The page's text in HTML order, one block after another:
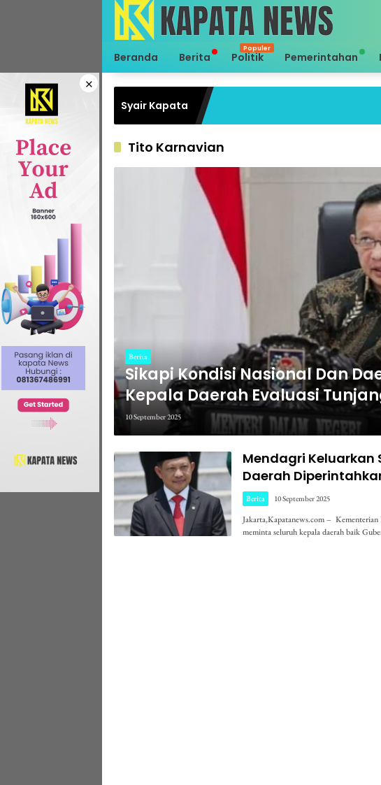
Beranda Berita Politik Pemerintahan
×
Syair Kapata
Tito Karnavian
Berita
Sikapi Kondisi Nasional Dan
Kepala Daerah Evaluasi
10 September 2025
Mendagri Keluarkan
Daerah
Berita 10 September 2025
Jakarta,Kapatanews.com –
meminta seluruh kepala daerah baik